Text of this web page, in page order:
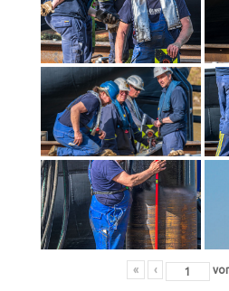
« ‹